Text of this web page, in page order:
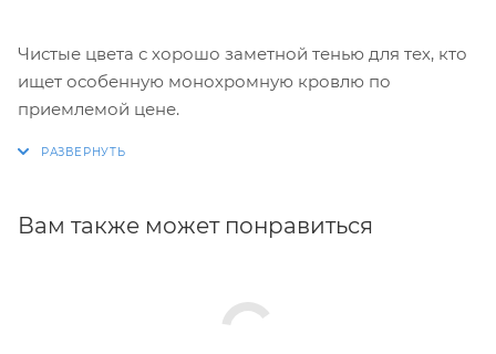
Чистые цвета с хорошо заметной тенью для тех, кто
ищет особенную монохромную кровлю по
приемлемой цене.
Вам также может понравиться